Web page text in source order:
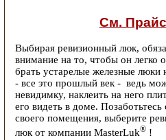
См.
Выбирая ревизионный люк,
внимание на то, чтобы он легко
брать устарелые железные люки
- все это прошлый век - ведь
невидимку, наклеить на него
его видеть в доме.
своего помещения, выберите
люк от компании MasterLuk® !